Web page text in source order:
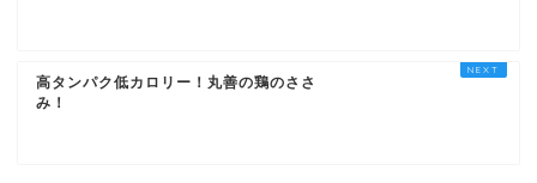
高タンパク低カロリー！丸善の鶏のささ
み！